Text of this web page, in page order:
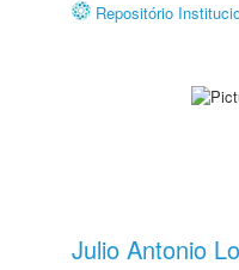
Repositório
Julio Antonio